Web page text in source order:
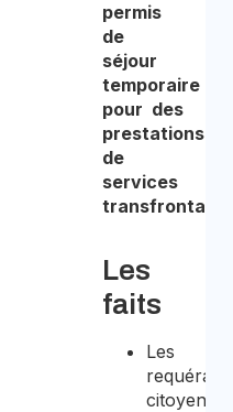
permis
de
séjour
temporaire
pour des
prestations
de
services
transfrontaliers
Les
faits
Les
requérants,
citoyens